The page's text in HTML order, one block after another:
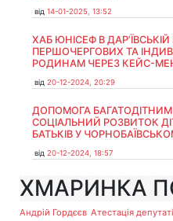
від 14-01-2025, 13:52
ХАБ ЮНІСЕФ В
ПЕРШОЧЕРГОВИХ ТА
РОДИНАМ ЧЕРЕЗ КЕЙС-
від 20-12-2024, 20:29
ДОПОМОГА
СОЦІАЛЬНИЙ РОЗВИТОК
БАТЬКІВ У
від 20-12-2024, 18:57
ХМАРИНКА
Андрій Гордєєв Атестація